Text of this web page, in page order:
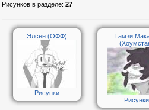
Рисунков в разделе: 27
Элсен (ОФФ)
Рисунки
Гамзи
Рисунки